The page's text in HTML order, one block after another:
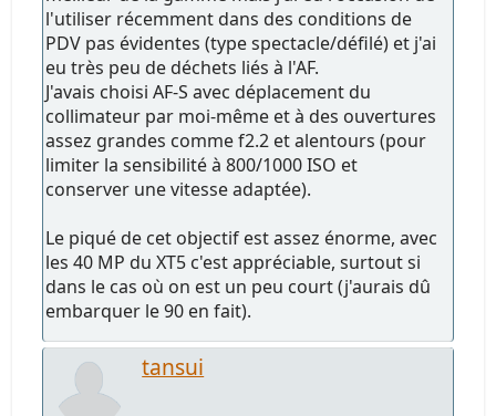
l'utiliser récemment dans des conditions de
PDV pas évidentes (type spectacle/défilé) et j'ai
eu très peu de déchets liés à l'AF.
J'avais choisi AF-S avec déplacement du
collimateur par moi-même et à des ouvertures
assez grandes comme f2.2 et alentours (pour
limiter la sensibilité à 800/1000 ISO et
conserver une vitesse adaptée).
Le piqué de cet objectif est assez énorme, avec
les 40 MP du XT5 c'est appréciable, surtout si
dans le cas où on est un peu court (j'aurais dû
embarquer le 90 en fait).
tansui